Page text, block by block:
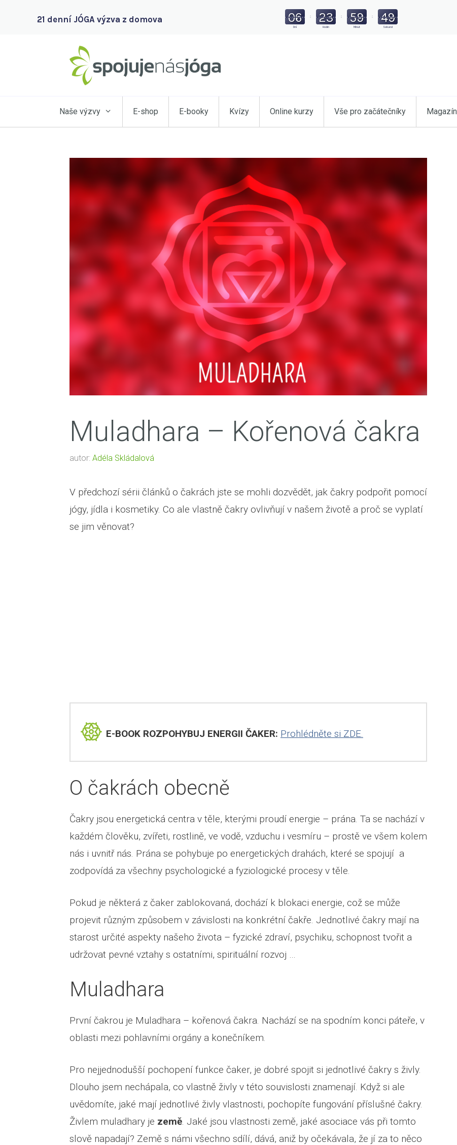
Naše výzvy E-shop E-booky Kvízy Online kurzy Vše pro začátečníky Magazín
Muladhara – Kořenová čakra
autor: Adéla Skládalová
V předchozí sérii článků o čakrách jste se mohli dozvědět, jak čakry podpořit pomocí
jógy, jídla i kosmetiky. Co ale vlastně čakry ovlivňují v našem životě a proč se vyplatí
se jim věnovat?
E-BOOK ROZPOHYBUJ ENERGII ČAKER: Prohlédněte si ZDE.
O čakrách obecně
Čakry jsou energetická centra v těle, kterými proudí energie – prána. Ta se nachází v
každém člověku, zvířeti, rostlině, ve vodě, vzduchu i vesmíru – prostě ve všem kolem
nás i uvnitř nás. Prána se pohybuje po energetických drahách, které se spojují a
zodpovídá za všechny psychologické a fyziologické procesy v těle.
Pokud je některá z čaker zablokovaná, dochází k blokaci energie, což se může
projevit různým způsobem v závislosti na konkrétní čakře. Jednotlivé čakry mají na
starost určité aspekty našeho života – fyzické zdraví, psychiku, schopnost tvořit a
udržovat pevné vztahy s ostatními, spirituální rozvoj …
Muladhara
První čakrou je Muladhara – kořenová čakra. Nachází se na spodním konci páteře, v
oblasti mezi pohlavními orgány a konečníkem.
Pro nejjednodušší pochopení funkce čaker, je dobré spojit si jednotlivé čakry s živly.
Dlouho jsem nechápala, co vlastně živly v této souvislosti znamenají. Když si ale
uvědomíte, jaké mají jednotlivé živly vlastnosti, pochopíte fungování příslušné čakry.
Živlem muladhary je země. Jaké jsou vlastnosti země, jaké asociace vás při tomto
slově napadají? Země s námi všechno sdílí, dává, aniž by očekávala, že jí za to něco
21 denní JÓGA výzva z domova 06
Dní
: 23
Hodin
: 59
Minut
: 48
Sekund